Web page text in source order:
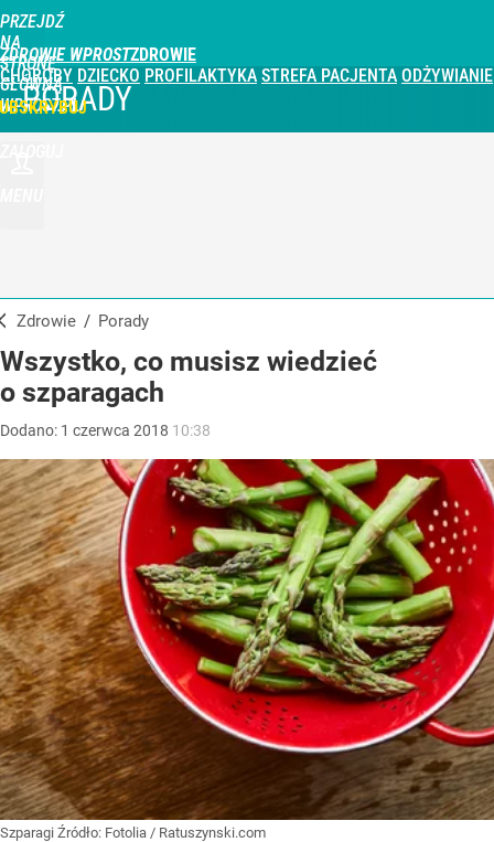
PRZEJDŹ
NA
STRONĘ
GŁÓWNĄ
WPROST.PL
ZDROWIE WPROST
CHOROBY DZIECKO PROFILAKTYKA STREFA PACJENTA ODŻYWIANIE
PORADY
Zdrowie / Porady
Wszystko, co musisz wiedzieć
o szparagach
Dodano: 1 czerwca 2018 10:38
Szparagi Źródło: Fotolia / Ratuszynski.com